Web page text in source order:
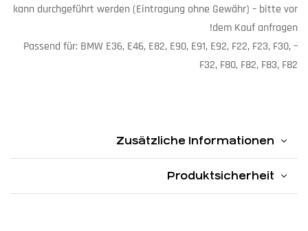
kann durchgeführt werden (Eintragung ohne Gewähr) – bitte vor
dem Kauf anfragen!
– Passend für: BMW E36, E46, E82, E90, E91, E92, F22, F23, F30,
F32, F80, F82, F83, F82
Zusätzliche Informationen
Produktsicherheit